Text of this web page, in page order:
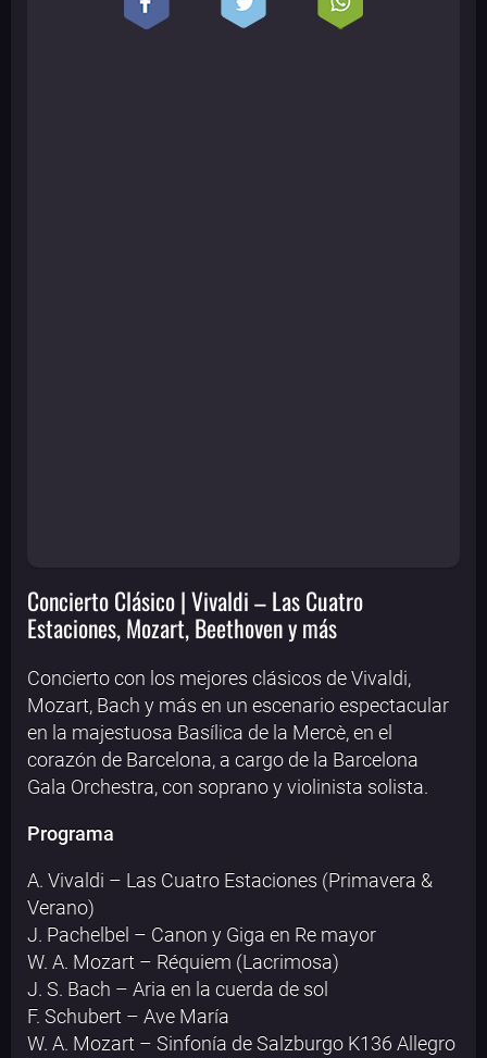
Concierto Clásico | Vivaldi – Las Cuatro
Estaciones, Mozart, Beethoven y más
Concierto con los mejores clásicos de Vivaldi,
Mozart, Bach y más en un escenario espectacular
en la majestuosa Basílica de la Mercè, en el
corazón de Barcelona, a cargo de la Barcelona
Gala Orchestra, con soprano y violinista solista.
Programa
A. Vivaldi – Las Cuatro Estaciones (Primavera &
Verano)
J. Pachelbel – Canon y Giga en Re mayor
W. A. Mozart – Réquiem (Lacrimosa)
J. S. Bach – Aria en la cuerda de sol
F. Schubert – Ave María
W. A. Mozart – Sinfonía de Salzburgo K136 Allegro